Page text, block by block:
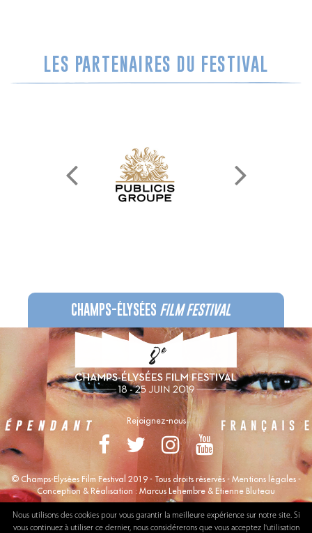
LES PARTENAIRES DU FESTIVAL
CHAMPS-ÉLYSÉES FILM FESTIVAL
60 rue Pierre Charron, 75008 Paris - 01 47 20 12 42
Recevez notre newsletter :
Rejoignez-nous
© Champs-Elysées Film Festival 2019 - Tous droits réservés - Mentions légales -
Conception & Réalisation : Marcus Lehembre & Etienne Bluteau
Nous utilisons des cookies pour vous garantir la meilleure expérience sur notre site. Si
vous continuez à utiliser ce dernier, nous considérerons que vous acceptez l'utilisation